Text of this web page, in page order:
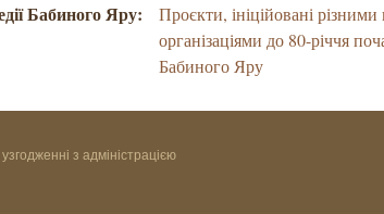
Бабиного Яру:
Проєкти, ініційовані
організаціями до 80-річчя
Бабиного Яру
з адміністрацією